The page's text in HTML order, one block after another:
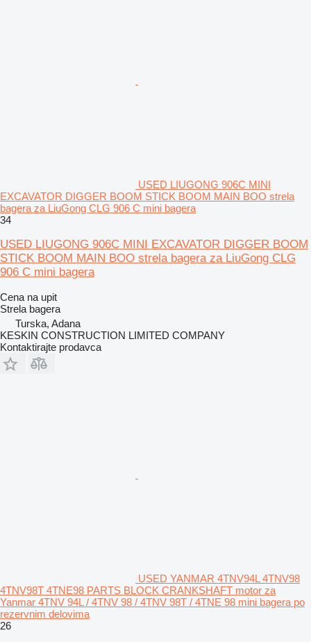
USED LIUGONG 906C MINI
EXCAVATOR DIGGER BOOM STICK BOOM MAIN BOO strela
bagera za LiuGong CLG 906 C mini bagera
34
USED LIUGONG 906C MINI EXCAVATOR DIGGER BOOM
STICK BOOM MAIN BOO strela bagera za LiuGong CLG
906 C mini bagera
Cena na upit
Strela bagera
Turska, Adana
KESKIN CONSTRUCTION LIMITED COMPANY
Kontaktirajte prodavca
USED YANMAR 4TNV94L 4TNV98
4TNV98T 4TNE98 PARTS BLOCK CRANKSHAFT motor za
Yanmar 4TNV 94L / 4TNV 98 / 4TNV 98T / 4TNE 98 mini bagera po
rezervnim delovima
26